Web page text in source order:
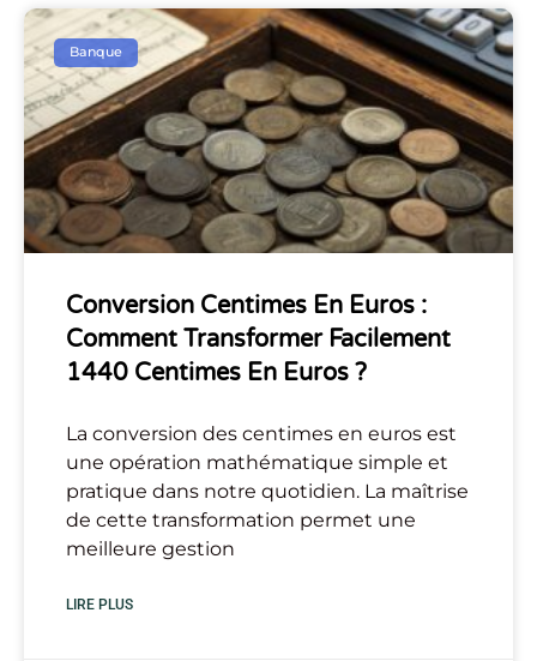
Banque
Conversion Centimes En Euros :
Comment Transformer Facilement
1440 Centimes En Euros ?
La conversion des centimes en euros est
une opération mathématique simple et
pratique dans notre quotidien. La maîtrise
de cette transformation permet une
meilleure gestion
LIRE PLUS